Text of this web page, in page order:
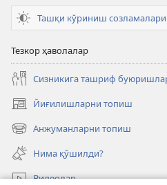
Ташқи кўриниш созламалари
Тезкор ҳаволалар
Сизникига ташриф
Йиғилишларни топиш
(янги
ойнада
очилади)
Анжуманларни топиш
(янги
ойнада
очилади)
Нима қўшилди?
Видеолар